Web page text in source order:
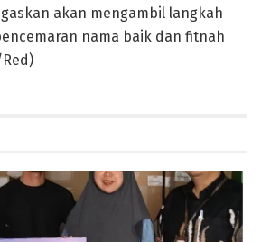
akan mengambil langkah
nama baik dan fitnah